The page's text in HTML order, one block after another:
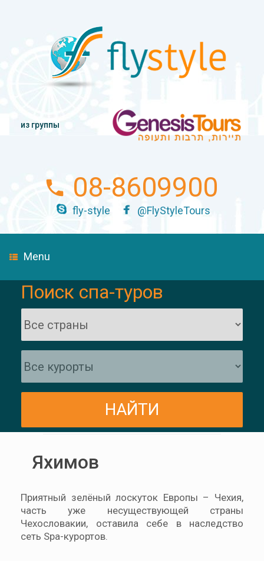
из группы
08-8609900
fly-style @FlyStyleTours
Menu
Поиск спа-туров
Яхимов
Приятный зелёный лоскуток Европы – Чехия,
часть уже несуществующей страны
Чехословакии, оставила себе в наследство
сеть Spa-курортов.